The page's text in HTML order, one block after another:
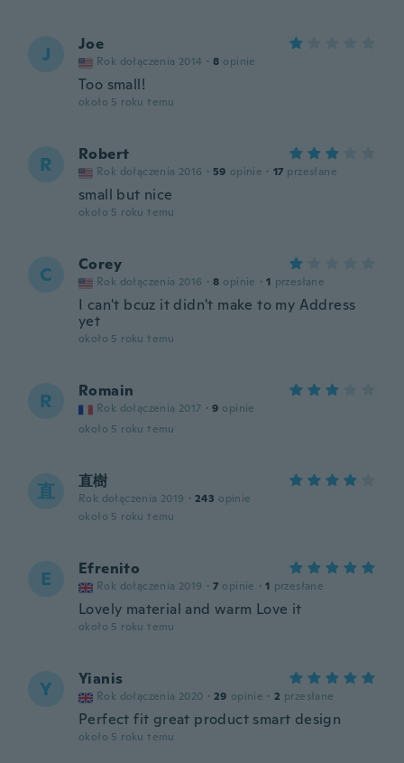
J Joe
Rok dołączenia 2014 · 8 opinie
Too small!
około 5 roku temu
R Robert
Rok dołączenia 2016 · 59 opinie · 17 przesłane
small but nice
około 5 roku temu
C Corey
Rok dołączenia 2016 · 8 opinie · 1 przesłane
I can't bcuz it didn't make to my Address
yet
około 5 roku temu
R Romain
Rok dołączenia 2017 · 9 opinie
około 5 roku temu
直 直樹
Rok dołączenia 2019 · 243 opinie
około 5 roku temu
E Efrenito
Rok dołączenia 2019 · 7 opinie · 1 przesłane
Lovely material and warm Love it
około 5 roku temu
Y Yianis
Rok dołączenia 2020 · 29 opinie · 2 przesłane
Perfect fit great product smart design
około 5 roku temu